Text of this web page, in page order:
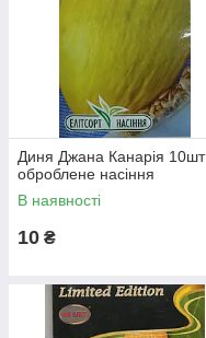
Диня Джана Канарія 10шт
оброблене насіння
В наявності
10 ₴